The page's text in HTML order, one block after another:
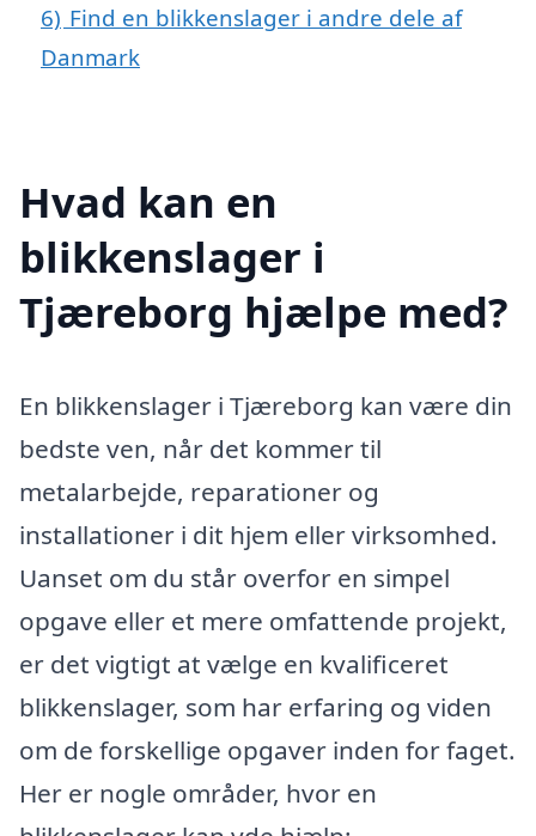
6) Find en blikkenslager i andre dele af
Danmark
Hvad kan en
blikkenslager i
Tjæreborg hjælpe med?
En blikkenslager i Tjæreborg kan være din
bedste ven, når det kommer til
metalarbejde, reparationer og
installationer i dit hjem eller virksomhed.
Uanset om du står overfor en simpel
opgave eller et mere omfattende projekt,
er det vigtigt at vælge en kvalificeret
blikkenslager, som har erfaring og viden
om de forskellige opgaver inden for faget.
Her er nogle områder, hvor en